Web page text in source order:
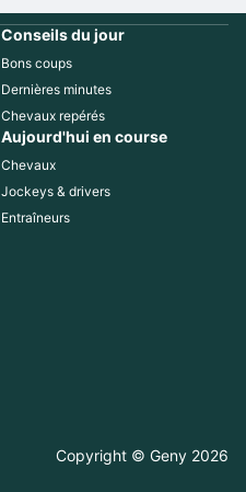
Conseils du jour
Bons coups
Dernières minutes
Chevaux repérés
Aujourd'hui en course
Chevaux
Jockeys & drivers
Entraîneurs
Copyright © Geny 2026